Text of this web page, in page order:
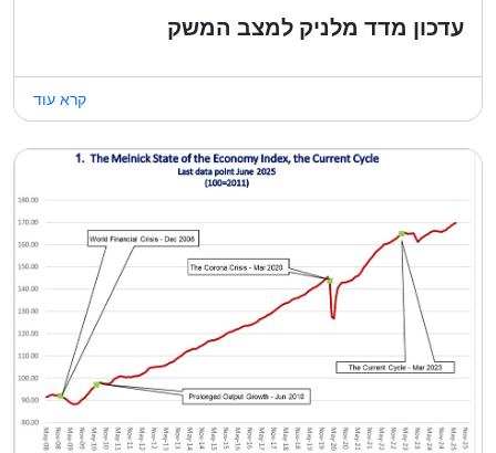
עדכון מדד מלניק למצב המשק
קרא עוד